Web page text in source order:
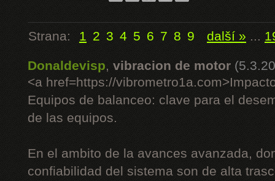
Strana: 1 2 3 4 5 6 7 8 9 další » ...
Donaldevisp, vibracion de motor
<a href=https://
Equipos de balanceo: clave para el
de las equipos.
En el ambito de la avances avanzada,
confiabilidad del sistema son de alta